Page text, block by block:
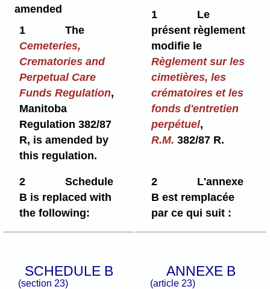
amended
1
The
Cemeteries,
Crematories and
Perpetual Care
Funds Regulation,
Manitoba
Regulation 382/87
R, is amended by
this regulation.
1
Le
présent règlement
modifie le
Règlement sur les
cimetières, les
crématoires et les
fonds d'entretien
perpétuel,
R.M. 382/87 R.
2
Schedule
B is replaced with
the following:
2
L'annexe
B est remplacée
par ce qui suit :
SCHEDULE B
(section 23)
ANNEXE B
(article 23)